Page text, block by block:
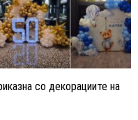
со декорациите на